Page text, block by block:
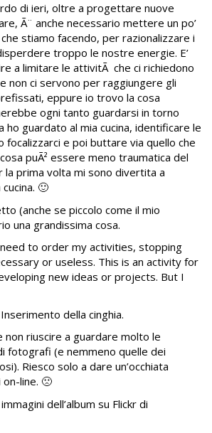
di ieri, oltre a progettare nuove
Ã¨ anche necessario mettere un po’
stiamo facendo, per razionalizzare i
troppo le nostre energie. E’
a limitare le attivitÃ che ci richiedono
non ci servono per raggiungere gli
eppure io trovo la cosa
ogni tanto guardarsi in torno
ho guardato al mia cucina, identificare le
focalizzarci e poi buttare via quello che
puÃ² essere meno traumatica del
prima volta mi sono divertita a
🙂
(anche se piccolo come il mio
una grandissima cosa.
to order my activities, stopping
or useless. This is an activity for
new ideas or projects. But I
della cinghia.
non riuscire a guardare molto le
fotografi (e nemmeno quelle dei
Riesco solo a dare un’occhiata
line. 🙁
dell’album su Flickr di